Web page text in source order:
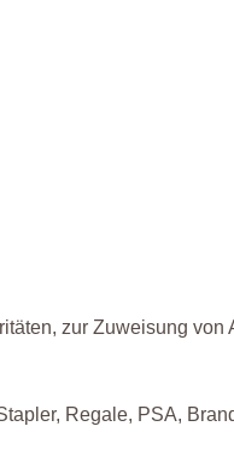
zur Zuweisung von
Regale, PSA,